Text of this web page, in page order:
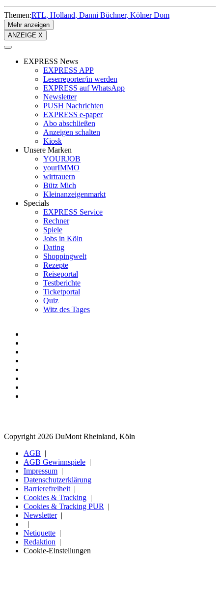
Themen:RTL Holland Danni Büchner Kölner Dom
Mehr anzeigen
ANZEIGE X
EXPRESS News
EXPRESS APP
Leserreporter/in werden
EXPRESS auf WhatsApp
Newsletter
PUSH Nachrichten
EXPRESS e-paper
Abo abschließen
Anzeigen schalten
Kiosk
Unsere Marken
YOURJOB
yourIMMO
wirtrauern
Bütz Mich
Kleinanzeigenmarkt
Specials
EXPRESS Service
Rechner
Spiele
Jobs in Köln
Dating
Shoppingwelt
Rezepte
Reiseportal
Testberichte
Ticketportal
Quiz
Witz des Tages
Copyright 2026 DuMont Rheinland, Köln
AGB
AGB Gewinnspiele
Impressum
Datenschutzerklärung
Barrierefreiheit
Cookies & Tracking
Cookies & Tracking PUR
Newsletter
Netiquette
Redaktion
Cookie-Einstellungen